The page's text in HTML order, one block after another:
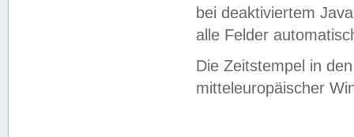
bei deaktiviertem
alle Felder
Die Zeitstempel in
mitteleuropäischer